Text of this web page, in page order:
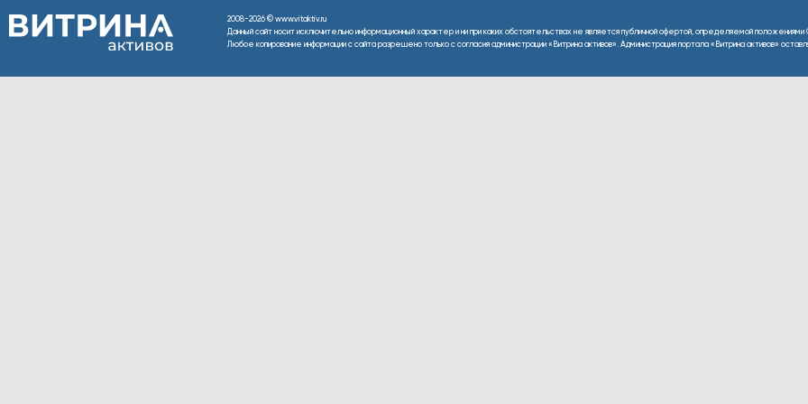
2008-2026 © www.vitaktiv.ru
Данный сайт носит исключительно информационный характер и ни при каких обстоятельствах не является публичной офертой, определяемой
Любое копирование информации с сайта разрешено только с согласия администрации «Витрина активов». Администрация портала «Витрина активов»